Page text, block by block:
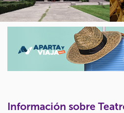
Información sobre